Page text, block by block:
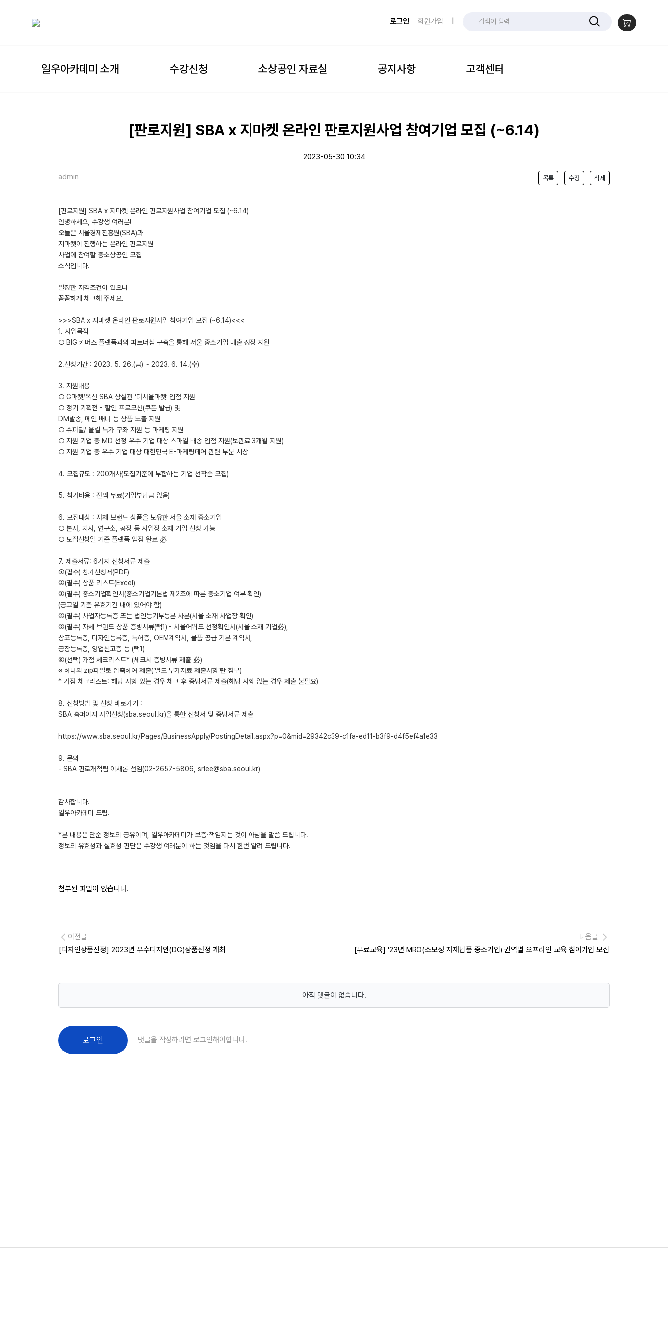
로그인 회원가입
일우아카데미 소개 수강신청 소상공인 자료실 공지사항 고객센터
[판로지원] SBA x 지마켓 온라인 판로지원사업 참여기업 모집 (~6.14)
2023-05-30 10:34
admin 목록 수정 삭제
[판로지원] SBA x 지마켓 온라인 판로지원사업 참여기업 모집 (~6.14)
안녕하세요, 수강생 여러분!
오늘은 서울경제진흥원(SBA)과
지마켓이 진행하는 온라인 판로지원
사업에 참여할 중소상공인 모집
소식입니다.
일정한 자격조건이 있으니
꼼꼼하게 체크해 주세요.
>>>SBA x 지마켓 온라인 판로지원사업 참여기업 모집 (~6.14)<<<
1. 사업목적
○ BIG 커머스 플랫폼과의 파트너십 구축을 통해 서울 중소기업 매출 성장 지원
2.신청기간 : 2023. 5. 26.(금) ~ 2023. 6. 14.(수)
3. 지원내용
○ G마켓/옥션 SBA 상설관 ‘더서울마켓’ 입점 지원
○ 정기 기획전 - 할인 프로모션(쿠폰 발급) 및
DM발송, 메인 배너 등 상품 노출 지원
○ 슈퍼딜/ 올킬 특가 구좌 지원 등 마케팅 지원
○ 지원 기업 중 MD 선정 우수 기업 대상 스마일 배송 입점 지원(보관료 3개월 지원)
○ 지원 기업 중 우수 기업 대상 대한민국 E-마케팅페어 관련 부문 시상
4. 모집규모 : 200개사(모집기준에 부합하는 기업 선착순 모집)
5. 참가비용 : 전액 무료(기업부담금 없음)
6. 모집대상 : 자체 브랜드 상품을 보유한 서울 소재 중소기업
○ 본사, 지사, 연구소, 공장 등 사업장 소재 기업 신청 가능
○ 모집신청일 기준 플랫폼 입점 완료 必
7. 제출서류: 6가지 신청서류 제출
①(필수) 참가신청서(PDF)
②(필수) 상품 리스트(Excel)
③(필수) 중소기업확인서(중소기업기본법 제2조에 따른 중소기업 여부 확인)
(공고일 기준 유효기간 내에 있어야 함)
④(필수) 사업자등록증 또는 법인등기부등본 사본(서울 소재 사업장 확인)
⑤(필수) 자체 브랜드 상품 증빙서류(택1) - 서울어워드 선정확인서(서울 소재 기업必),
상표등록증, 디자인등록증, 특허증, OEM계약서, 물품 공급 기본 계약서,
공장등록증, 영업신고증 등 (택1)
➅(선택) 가점 체크리스트* (체크시 증빙서류 제출 必)
※ 하나의 zip파일로 압축하여 제출(‘별도 부가자료 제출사항’란 첨부)
* 가점 체크리스트: 해당 사항 있는 경우 체크 후 증빙서류 제출(해당 사항 없는 경우 제출 불필요)
8. 신청방법 및 신청 바로가기 :
SBA 홈페이지 사업신청(sba.seoul.kr)을 통한 신청서 및 증빙서류 제출
https://www.sba.seoul.kr/Pages/BusinessApply/PostingDetail.aspx?p=0&mid=29342c39-c1fa-ed11-b3f9-d4f5ef4a1e33
9. 문의
- SBA 판로개척팀 이새롬 선임(02-2657-5806, srlee@sba.seoul.kr)
감사합니다.
일우아카데미 드림.
*본 내용은 단순 정보의 공유이며, 일우아카데미가 보증·책임지는 것이 아님을 말씀 드립니다.
정보의 유효성과 실효성 판단은 수강생 여러분이 하는 것임을 다시 한번 알려 드립니다.
첨부된 파일이 없습니다.
이전글
[디자인상품선정] 2023년 우수디자인(DG)상품선정 개최
다음글
[무료교육] '23년 MRO(소모성 자재납품 중소기업) 권역별 오프라인 교육 참여기업 모집
아직 댓글이 없습니다.
로그인 댓글을 작성하려면 로그인해야합니다.